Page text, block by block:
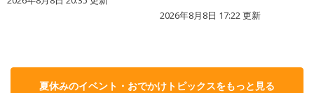
2026年8月8日 17:22更新
夏休みのイベント・おでかけトピックスをもっと見る